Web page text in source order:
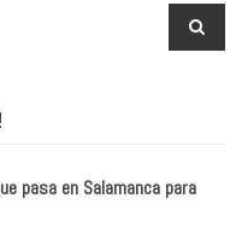
pasa en Salamanca para